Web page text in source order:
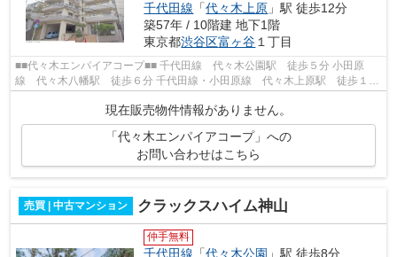
千代田線 「代々木上原 」駅 徒歩12分
築57年 / 10階建 地下1階
東京都渋谷区富ヶ谷 １丁目
■■代々木エンパイアコープ■■ 千代田線 代々木公園駅 徒歩５分 小田原
線 代々木八幡駅 徒歩６分 千代田線・小田原線 代々木上原駅 徒歩１２
現在販売物件情報がありません。
「代々木エンパイアコープ」への
お問い合わせはこちら
売買 | 中古マンション クラックスハイム神山
仲手無料
千代田線 「代々木公園 」駅 徒歩8分